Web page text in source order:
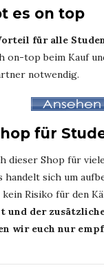
es on top
für alle
on-top beim Kauf
notwendig.
für
dieser Shop für
handelt sich um
Risiko für den
und der
wir euch nur